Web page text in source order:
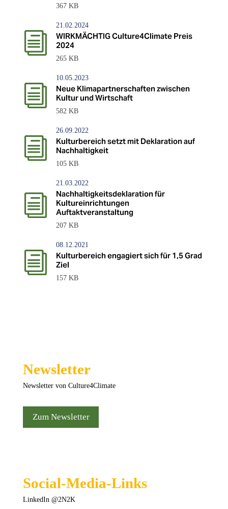
367 KB
i
21.02.2024
WIRKMÄCHTIG Culture4Climate Preis
2024
265 KB
i
10.05.2023
Neue Klimapartnerschaften zwischen
Kultur und Wirtschaft
582 KB
i
26.09.2022
Kulturbereich setzt mit Deklaration auf
Nachhaltigkeit
105 KB
i
21.03.2022
Nachhaltigkeitsdeklaration für
Kultureinrichtungen
Auftaktveranstaltung
207 KB
i
08.12.2021
Kulturbereich engagiert sich für 1,5 Grad
Ziel
157 KB
Newsletter
Newsletter von Culture4Climate
Zum Newsletter
Social-Media-Links
LinkedIn @2N2K